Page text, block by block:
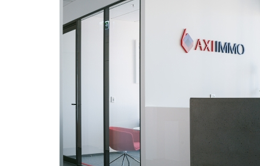
Poznaj nas –
doradcy ds.
najmu i zakupu
magazynów, hal
logistycznych i
produkcyjnych
AXI IMMO